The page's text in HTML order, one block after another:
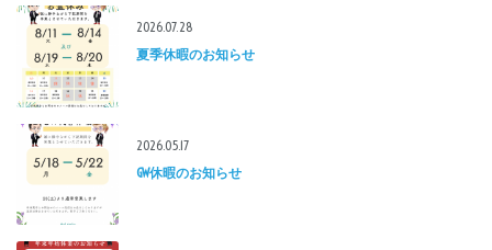
2026.07.28
夏季休暇のお知らせ
2026.05.17
GW休暇のお知らせ